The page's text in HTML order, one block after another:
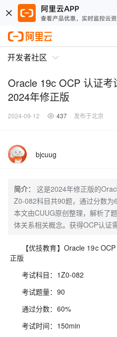
开发者社区
Oracle 19c OCP 认证
2024年修正版
2024-09-12 437 发布于北京
bjcuug
简介：
这是2024年修正版的
Z0-082科目共90题，通过分数为
本文由CUUG原创整理，解析了
体关系相关概念。获得OCP认证
【优技教育】Oracle 19c
正版
考试科目：1Z0-082
考试题量：90
通过分数：60%
考试时间：150min